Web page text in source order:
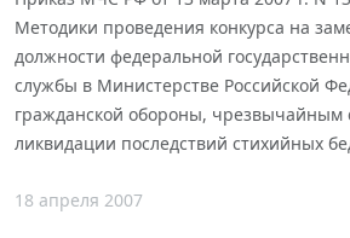
Методики проведения конкурса на
должности федеральной
службы в Министерстве Российской
гражданской обороны, чрезвычайным
ликвидации последствий стихийных
18 апреля 2007